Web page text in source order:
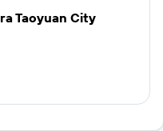
Taoyuan City